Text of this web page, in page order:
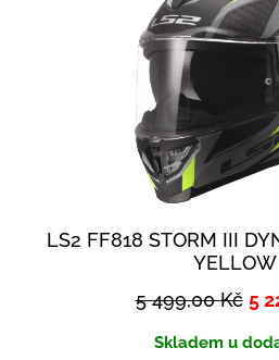
LS2 FF818 STORM III
5 499,00Kč 5
Skladem u